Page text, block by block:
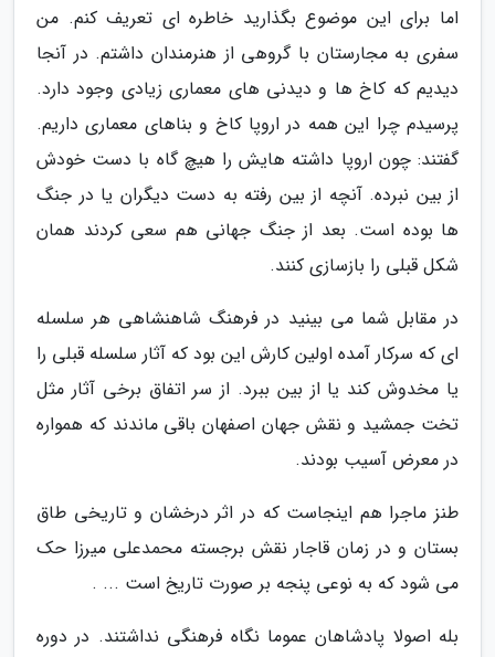
اما برای این موضوع بگذارید خاطره ای تعریف کنم. من
سفری به مجارستان با گروهی از هنرمندان داشتم. در آنجا
دیدیم که کاخ ها و دیدنی های معماری زیادی وجود دارد.
پرسیدم چرا این همه در اروپا کاخ و بناهای معماری داریم.
گفتند: چون اروپا داشته هایش را هیچ گاه با دست خودش
از بین نبرده. آنچه از بین رفته به دست دیگران یا در جنگ
ها بوده است. بعد از جنگ جهانی هم سعی کردند همان
شکل قبلی را بازسازی کنند.
در مقابل شما می بینید در فرهنگ شاهنشاهی هر سلسله
ای که سرکار آمده اولین کارش این بود که آثار سلسله قبلی را
یا مخدوش کند یا از بین ببرد. از سر اتفاق برخی آثار مثل
تخت جمشید و نقش جهان اصفهان باقی ماندند که همواره
در معرض آسیب بودند.
طنز ماجرا هم اینجاست که در اثر درخشان و تاریخی طاق
بستان و در زمان قاجار نقش برجسته محمدعلی میرزا حک
می شود که به نوعی پنجه بر صورت تاریخ است ... .
بله اصولا پادشاهان عموما نگاه فرهنگی نداشتند. در دوره